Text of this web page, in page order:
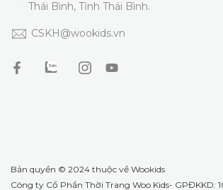
Thái Bình, Tỉnh Thái Bình.
CSKH@wookids.vn
Bản quyền © 2024 thuộc về Wookids
Công ty Cổ Phần Thời Trang Woo Kids- GPĐKKD: